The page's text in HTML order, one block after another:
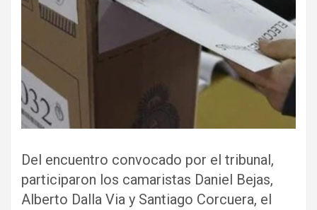
Del encuentro convocado por el tribunal,
participaron los camaristas Daniel Bejas,
Alberto Dalla Via y Santiago Corcuera, el